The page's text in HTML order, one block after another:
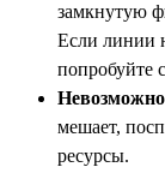
замкнутую
Если линии
попробуйте
мешает,
ресурсы.